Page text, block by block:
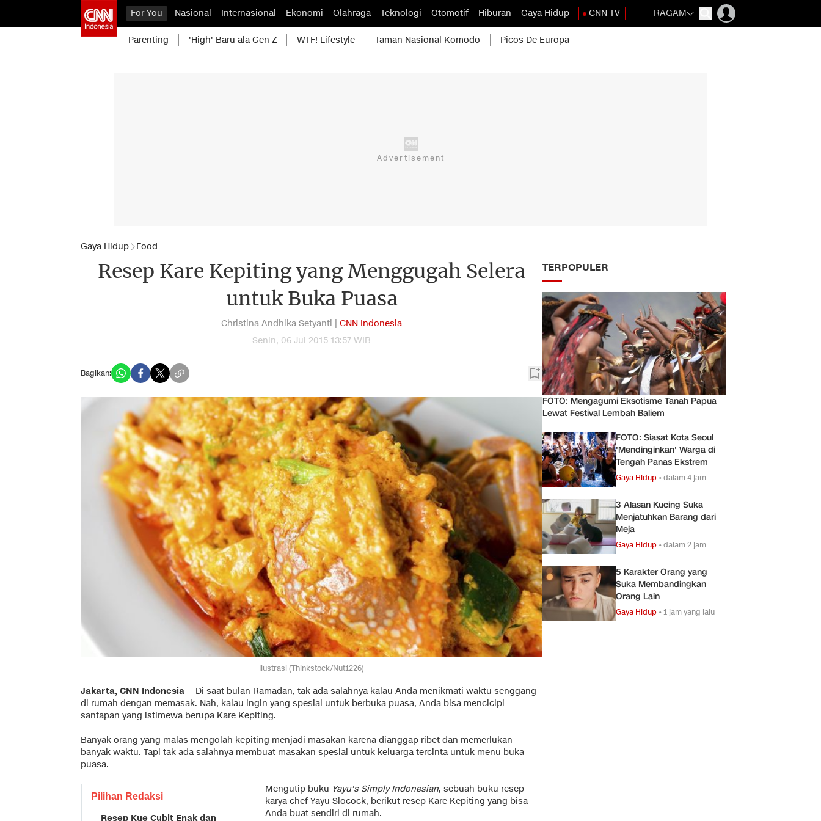
For You Nasional Internasional Ekonomi Olahraga Teknologi Otomotif Hiburan Gaya Hidup CNN TV RAGAM
Parenting 'High' Baru ala Gen Z WTF! Lifestyle Taman Nasional Komodo Picos De Europa
Gaya Hidup Food
Resep Kare Kepiting yang Menggugah Selera
untuk Buka Puasa
Christina Andhika Setyanti | CNN Indonesia
Senin, 06 Jul 2015 13:57 WIB
Bagikan:
Ilustrasi (Thinkstock/Nut1226)
Jakarta, CNN Indonesia -- Di saat bulan Ramadan, tak ada salahnya kalau Anda menikmati waktu senggang
di rumah dengan memasak. Nah, kalau ingin yang spesial untuk berbuka puasa, Anda bisa mencicipi
santapan yang istimewa berupa Kare Kepiting.
Banyak orang yang malas mengolah kepiting menjadi masakan karena dianggap ribet dan memerlukan
banyak waktu. Tapi tak ada salahnya membuat masakan spesial untuk keluarga tercinta untuk menu buka
puasa.
Pilihan Redaksi
Resep Kue Cubit Enak dan
Mengutip buku Yayu's Simply Indonesian, sebuah buku resep
karya chef Yayu Slocock, berikut resep Kare Kepiting yang bisa
Anda buat sendiri di rumah.
TERPOPULER
FOTO: Mengagumi Eksotisme Tanah Papua
Lewat Festival Lembah Baliem
FOTO: Siasat Kota Seoul
'Mendinginkan' Warga di
Tengah Panas Ekstrem
Gaya Hidup •dalam 4 jam
3 Alasan Kucing Suka
Menjatuhkan Barang dari
Meja
Gaya Hidup •dalam 2 jam
5 Karakter Orang yang
Suka Membandingkan
Orang Lain
Gaya Hidup •1 jam yang lalu